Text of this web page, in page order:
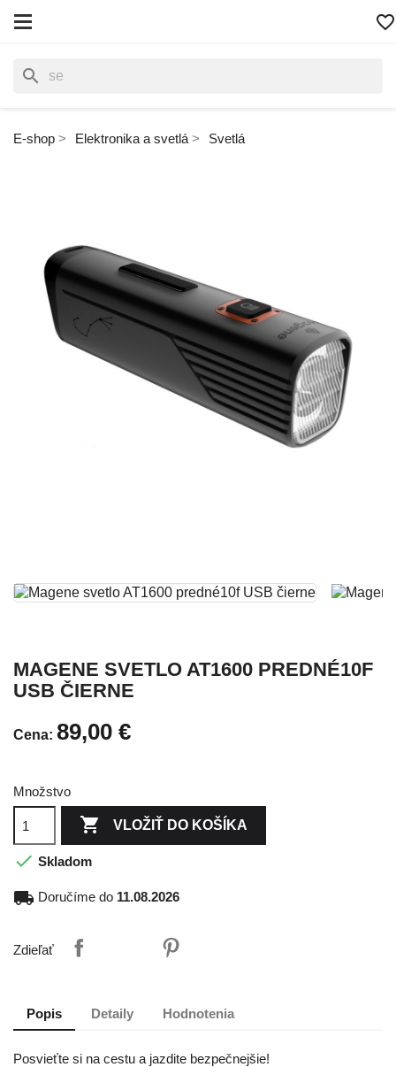
favorite_border
search
E-shop Elektronika a svetlá Svetlá
MAGENE SVETLO AT1600 PREDNÉ10F
USB ČIERNE
Cena: 89,00 €
Množstvo
 VLOŽIŤ DO KOŠÍKA
 Skladom
local_shipping Doručíme do 11.08.2026
Zdieľať
Popis Detaily Hodnotenia
Posvieťte si na cestu a jazdite bezpečnejšie!